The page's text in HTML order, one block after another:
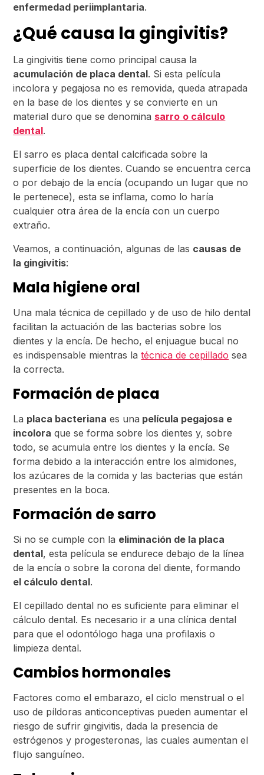
enfermedad periimplantaria.
¿Qué causa la gingivitis?
La gingivitis tiene como principal causa la
acumulación de placa dental. Si esta película
incolora y pegajosa no es removida, queda atrapada
en la base de los dientes y se convierte en un
material duro que se denomina sarro o cálculo
dental.
El sarro es placa dental calcificada sobre la
superficie de los dientes. Cuando se encuentra cerca
o por debajo de la encía (ocupando un lugar que no
le pertenece), esta se inflama, como lo haría
cualquier otra área de la encía con un cuerpo
extraño.
Veamos, a continuación, algunas de las causas de
la gingivitis:
Mala higiene oral
Una mala técnica de cepillado y de uso de hilo dental
facilitan la actuación de las bacterias sobre los
dientes y la encía. De hecho, el enjuague bucal no
es indispensable mientras latécnica de cepillado sea
la correcta.
Formación de placa
La placa bacteriana es una película pegajosa e
incolora que se forma sobre los dientes y, sobre
todo, se acumula entre los dientes y la encía. Se
forma debido a la interacción entre los almidones,
los azúcares de la comida y las bacterias que están
presentes en la boca.
Formación de sarro
Si no se cumple con la eliminación de la placa
dental, esta película se endurece debajo de la línea
de la encía o sobre la corona del diente, formando
el cálculo dental.
El cepillado dental no es suficiente para eliminar el
cálculo dental. Es necesario ir a una clínica dental
para que el odontólogo haga una profilaxis o
limpieza dental.
Cambios hormonales
Factores como el embarazo, el ciclo menstrual o el
uso de píldoras anticonceptivas pueden aumentar el
riesgo de sufrir gingivitis, dada la presencia de
estrógenos y progesteronas, las cuales aumentan el
flujo sanguíneo.